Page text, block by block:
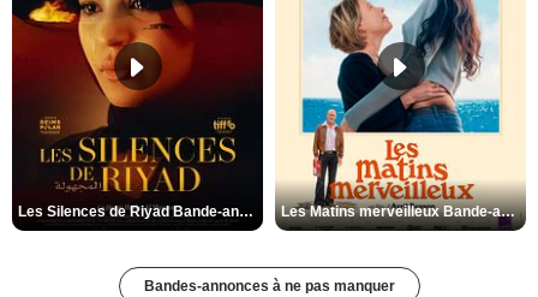
Les Silences de Riyad Bande-annonce VO STFR Les Matins merveilleux Bande-annonce VF
Bandes-annonces à ne pas manquer